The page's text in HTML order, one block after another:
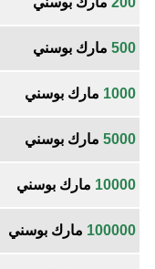
500 مارك بوسني
1000 مارك بوسني
5000 مارك بوسني
10000 مارك بوسني
100000 مارك بوسني